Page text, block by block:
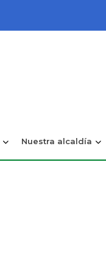
Nuestra alcaldía